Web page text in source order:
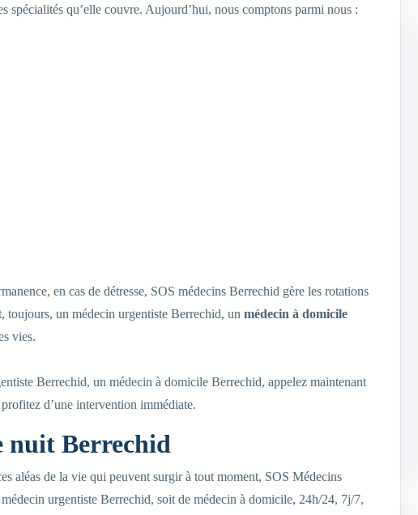
spécialités qu’elle couvre. Aujourd’hui, nous comptons parmi nous :
en cas de détresse, SOS médecins Berrechid gère les rotations
toujours, un médecin urgentiste Berrechid, un médecin à domicile
vies.
Berrechid, un médecin à domicile Berrechid, appelez maintenant
d’une intervention immédiate.
nuit Berrechid
aléas de la vie qui peuvent surgir à tout moment, SOS Médecins
urgentiste Berrechid, soit de médecin à domicile, 24h/24, 7j/7,